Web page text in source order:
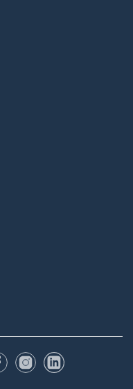
FacebookInstagram
LinkedIn